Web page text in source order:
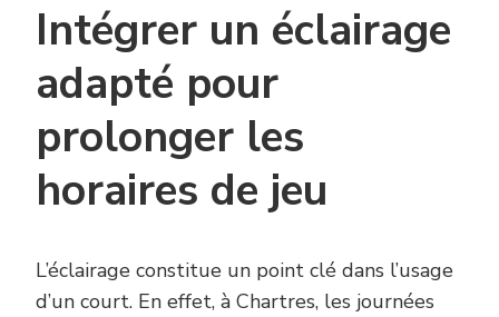
Intégrer un éclairage
adapté pour
prolonger les
horaires de jeu
L’éclairage constitue un point clé dans l’usage
d’un court. En effet, à Chartres, les journées